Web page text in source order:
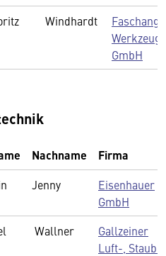
Windhardt
Faschang
GmbH
Nachname Firma
Jenny
Eisenhauer
GmbH
Wallner
Gallzeiner
Luft-, Staub-